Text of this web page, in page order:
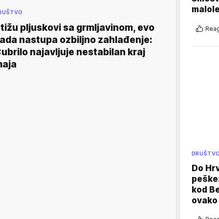
pljuskovi sa grmljavinom, evo
nastupa ozbiljno zahlađenje:
najavljuje nestabilan kraj
DRUŠTVO
Do
kod